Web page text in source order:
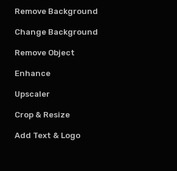
Remove Background
Change Background
Remove Object
Enhance
Upscaler
Crop & Resize
Add Text & Logo